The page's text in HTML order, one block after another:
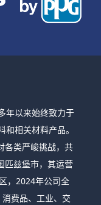
年以来始终致力于
相关材料产品。
各类严峻挑战，共
匹兹堡市，其运营
，2024年公司全
费品、工业、交